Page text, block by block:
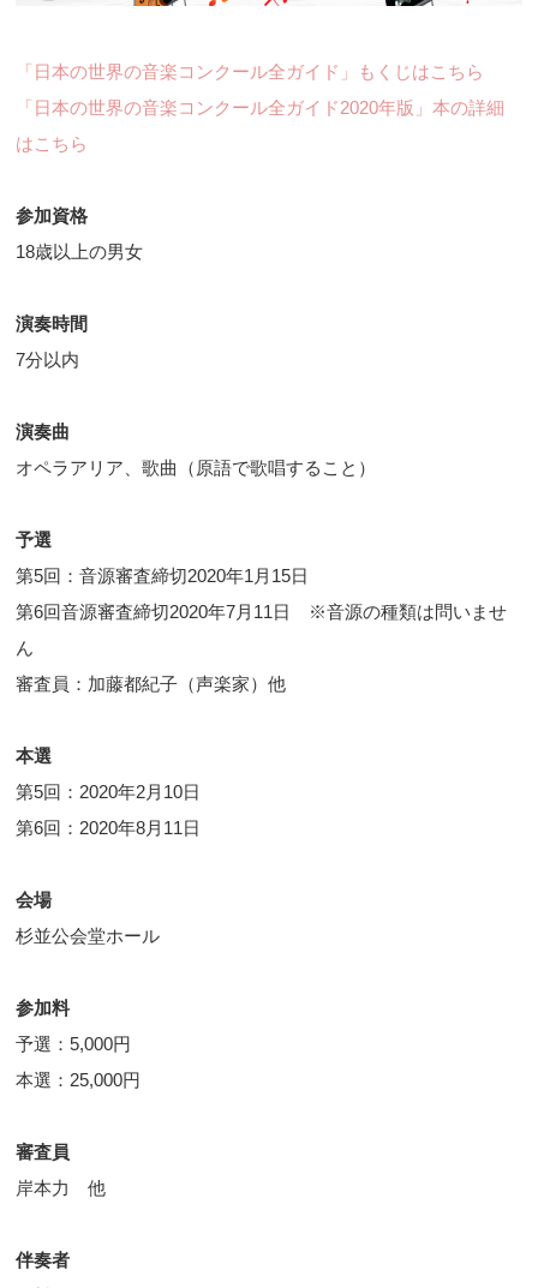
「日本の世界の音楽コンクール全ガイド」もくじはこちら
「日本の世界の音楽コンクール全ガイド2020年版」本の詳細
はこちら
参加資格
18歳以上の男女
演奏時間
7分以内
演奏曲
オペラアリア、歌曲（原語で歌唱すること）
予選
第5回：音源審査締切2020年1月15日
第6回音源審査締切2020年7月11日 ※音源の種類は問いませ
ん
審査員：加藤都紀子（声楽家）他
本選
第5回：2020年2月10日
第6回：2020年8月11日
会場
杉並公会堂ホール
参加料
予選：5,000円
本選：25,000円
審査員
岸本力 他
伴奏者